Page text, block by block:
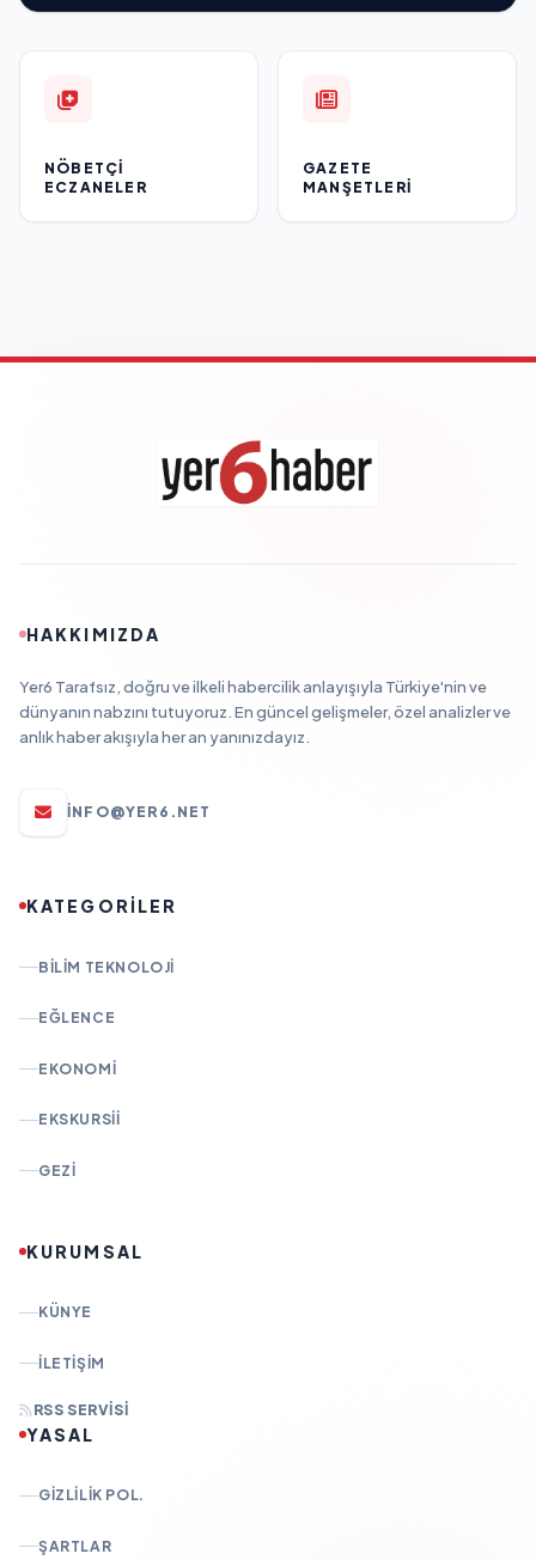
NÖBETÇI
ECZANELER
GAZETE
MANŞETLERI
HAKKIMIZDA
Yer6 Tarafsız, doğru ve ilkeli habercilik anlayışıyla Türkiye'nin ve
dünyanın nabzını tutuyoruz. En güncel gelişmeler, özel analizler ve
anlık haber akışıyla her an yanınızdayız.
INFO@YER6.NET
KATEGORİLER
BILIM TEKNOLOJI
EĞLENCE
EKONOMI
EKSKURSII
GEZI
KURUMSAL
KÜNYE
İLETIŞIM
RSS SERVISI
YASAL
GIZLILIK POL.
ŞARTLAR